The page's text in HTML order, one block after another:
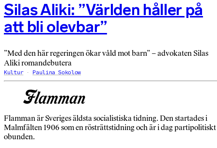
Silas Aliki: ”Världen håller på
att bli olevbar”
”Med den här regeringen ökar våld mot barn” – advokaten Silas
Aliki romandebutera
Kultur Paulina Sokolow
Flamman är Sveriges äldsta socialistiska tidning. Den startades i
Malmfälten 1906 som en rösträttstidning och är i dag partipolitiskt
obunden.